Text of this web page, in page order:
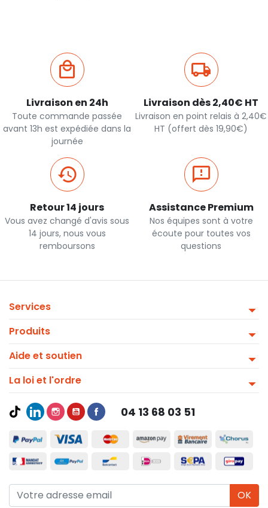
Livraison en 24h
Toute commande passée
avant 13h est expédiée dans la
journée
Livraison dès 2,40€ HT
Livraison en point relais à 2,40€
HT (offert dès 19,90€)
Retour 14 jours
Vous avez changé d'avis sous
14 jours, nous vous
remboursons
Assistance Premium
Nos équipes sont à votre
écoute pour toutes vos
questions
Services
Produits
Aide et soutien
La loi et l'ordre
04 13 68 03 51
OK